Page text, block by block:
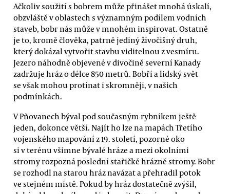
Ačkoliv soužití s bobrem může přinášet mnohá úskalí,
obzvláště v oblastech s významným podílem vodních
staveb, bobr nás může v mnohém inspirovat. Ostatně
je to, kromě člověka, patrně jediný živočišný druh,
který dokázal vytvořit stavbu viditelnou z vesmíru.
Jezero náhodně objevené v divočině severní Kanady
zadržuje hráz o délce 850 metrů. Bobří a lidský svět
se však mohou protínat i skromněji, v našich
podmínkách.
V Pňovanech býval pod současným rybníkem ještě
jeden, dokonce větší. Najít ho lze na mapách Třetího
vojenského mapování z 19. století, pozorné oko
si v terénu všimne bývalé hráze a mezi okolními
stromy rozpozná poslední stařičké hrázné stromy. Bobr
se rozhodl na starou hráz navázat a přehradil potok
ve stejném místě. Pokud by hráz dostatečně zvýšil,